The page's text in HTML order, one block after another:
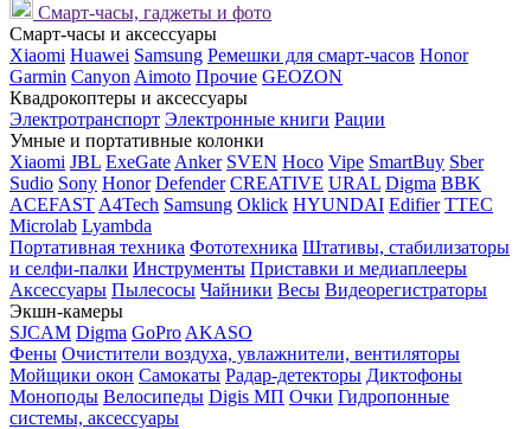
Смарт-часы, гаджеты и фото
Смарт-часы и аксессуары
Xiaomi Huawei Samsung Ремешки для смарт-часов Honor
Garmin Canyon Aimoto Прочие GEOZON
Квадрокоптеры и аксессуары
Электротранспорт Электронные книги Рации
Умные и портативные колонки
Xiaomi JBL ExeGate Anker SVEN Hoco Vipe SmartBuy Sber
Sudio Sony Honor Defender CREATIVE URAL Digma BBK
ACEFAST A4Tech Samsung Oklick HYUNDAI Edifier TTEC
Microlab Lyambda
Портативная техника Фототехника Штативы, стабилизаторы
и селфи-палки Инструменты Приставки и медиаплееры
Аксессуары Пылесосы Чайники Весы Видеорегистраторы
Экшн-камеры
SJCAM Digma GoPro AKASO
Фены Очистители воздуха, увлажнители, вентиляторы
Мойщики окон Самокаты Радар-детекторы Диктофоны
Моноподы Велосипеды Digis МП Очки Гидропонные
системы, аксессуары